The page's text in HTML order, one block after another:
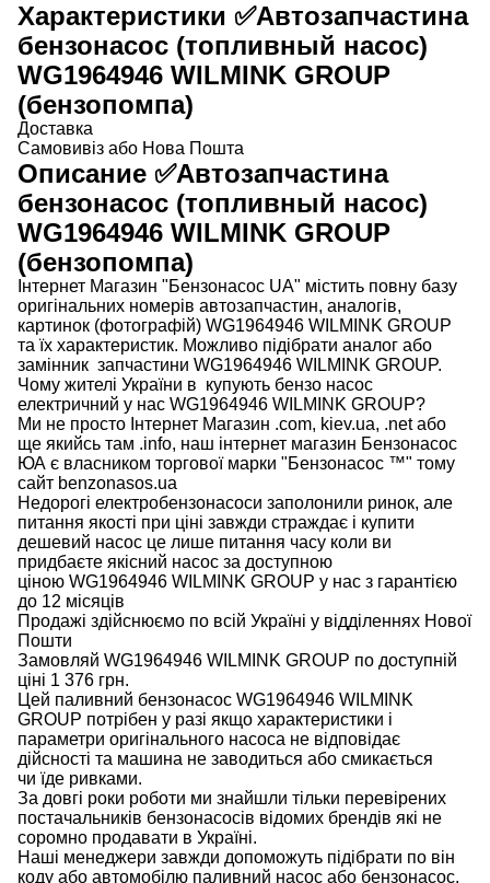
Характеристики ✅Автозапчастина
бензонасос (топливный насос)
WG1964946 WILMINK GROUP
(бензопомпа)
Доставка
Самовивіз або Нова Пошта
Описание ✅Автозапчастина
бензонасос (топливный насос)
WG1964946 WILMINK GROUP
(бензопомпа)
Інтернет Магазин "Бензонасос UA" містить повну базу
оригінальних номерів автозапчастин, аналогів,
картинок (фотографій) WG1964946 WILMINK GROUP
та їх характеристик. Можливо підібрати аналог або
замінник запчастини WG1964946 WILMINK GROUP.
Чому жителі України в купують бензо насос
електричний у нас WG1964946 WILMINK GROUP?
Ми не просто Інтернет Магазин .com, kiev.ua, .net або
ще якийсь там .info, наш інтернет магазин Бензонасос
ЮА є власником торгової марки "Бензонасос ™" тому
сайт benzonasos.ua
Недорогі електробензонасоси заполонили ринок, але
питання якості при ціні завжди страждає і купити
дешевий насос це лише питання часу коли ви
придбаєте якісний насос за доступною
ціною WG1964946 WILMINK GROUP у нас з гарантією
до 12 місяців
Продажі здійснюємо по всій Україні у відділеннях Нової
Пошти
Замовляй WG1964946 WILMINK GROUP по доступній
ціні 1 376 грн.
Цей паливний бензонасос WG1964946 WILMINK
GROUP потрібен у разі якщо характеристики і
параметри оригінального насоса не відповідає
дійсності та машина не заводиться або смикається
чи їде ривками.
За довгі роки роботи ми знайшли тільки перевірених
постачальників бензонасосів відомих брендів які не
соромно продавати в Україні.
Наші менеджери завжди допоможуть підібрати по він
коду або автомобілю паливний насос або бензонасос,